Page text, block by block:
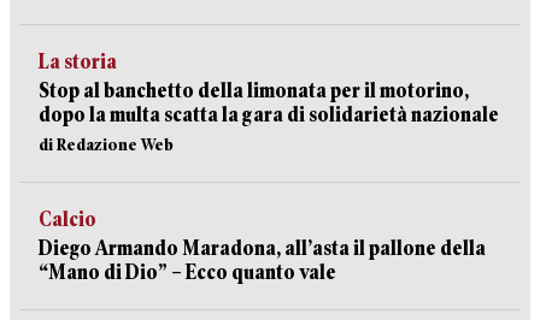
La storia
Stop al banchetto della limonata per il motorino,
dopo la multa scatta la gara di solidarietà nazionale
di Redazione Web
Calcio
Diego Armando Maradona, all’asta il pallone della
“Mano di Dio” – Ecco quanto vale